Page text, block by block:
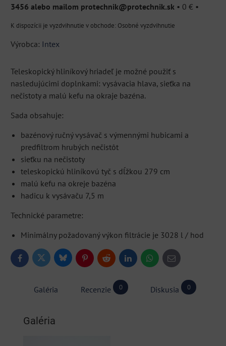
3456 alebo mailom protechnik@protechnik.sk • 0 € •
Osobné vyzdvihnutie
Výrobca: Intex
Teleskopický hliníkový hriadeľ je možné použiť s
nasledujúcimi doplnkami: vysávacia hlava, sieťka na
nečistoty a malú kefu na okraje bazéna.
Sada obsahuje:
bazénový ručný vysávač s výmennými hubicami a
predfiltrom hrubých nečistôt
sieťku na nečistoty
teleskopickú hliníkovú tyč s dĺžkou 279 cm
malú kefu na okreje bazéna
hadicu k vysávaču 7,5 m
Technické parametre:
Minimálny požadovaný výkon filtrácie je 3028 l / hod
FacebookTwitter BlueskyPinterestReddit LinkedInWhatsApp
E-
mail
Galéria Recenzie 0 Diskusia 0
Galéria